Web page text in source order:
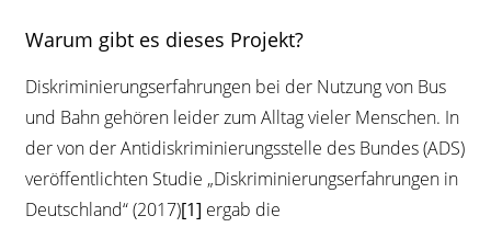
Warum gibt es dieses Projekt?
Diskriminierungserfahrungen bei der Nutzung von Bus
und Bahn gehören leider zum Alltag vieler Menschen. In
der von der Antidiskriminierungsstelle des Bundes (ADS)
veröffentlichten Studie „Diskriminierungserfahrungen in
Deutschland“ (2017)[1] ergab die